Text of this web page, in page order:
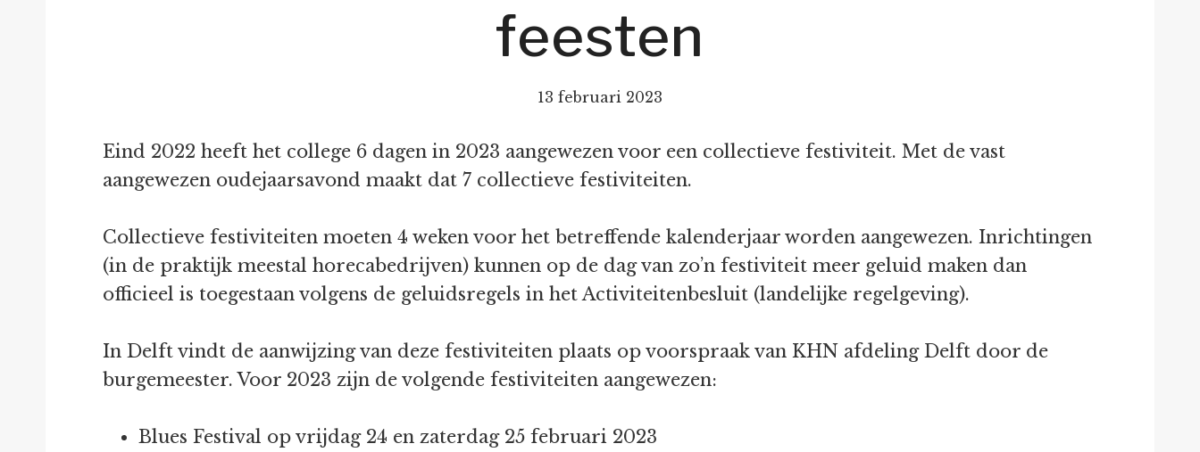
feesten
13 februari 2023
Eind 2022 heeft het college 6 dagen in 2023 aangewezen voor een collectieve festiviteit. Met de vast
aangewezen oudejaarsavond maakt dat 7 collectieve festiviteiten.
Collectieve festiviteiten moeten 4 weken voor het betreffende kalenderjaar worden aangewezen. Inrichtingen
(in de praktijk meestal horecabedrijven) kunnen op de dag van zo’n festiviteit meer geluid maken dan
officieel is toegestaan volgens de geluidsregels in het Activiteitenbesluit (landelijke regelgeving).
In Delft vindt de aanwijzing van deze festiviteiten plaats op voorspraak van KHN afdeling Delft door de
burgemeester. Voor 2023 zijn de volgende festiviteiten aangewezen:
Blues Festival op vrijdag 24 en zaterdag 25 februari 2023